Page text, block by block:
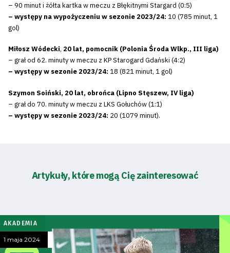
– 90 minut i żółta kartka w meczu z Błękitnymi Stargard (0:5)
– występy na wypożyczeniu w sezonie 2023/24: 10 (785 minut, 1
gol)
Miłosz Wódecki, 20 lat, pomocnik (Polonia Środa Wlkp., III liga)
– grał od 62. minuty w meczu z KP Starogard Gdański (4:2)
– występy w sezonie 2023/24: 18 (821 minut, 1 gol)
Szymon Soiński, 20 lat, obrońca (Lipno Stęszew, IV liga)
– grał do 70. minuty w meczu z LKS Gołuchów (1:1)
– występy w sezonie 2023/24: 20 (1079 minut).
Artykuły, które mogą Cię zainteresować
AKADEMIA
1 maja 2024